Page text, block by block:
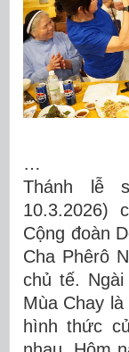
…
Thánh lễ
10.3.2026)
Cộng đoàn
Cha Phêrô
chủ tế.
Mùa Chay
hình thức